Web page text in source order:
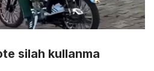
silah kullanma